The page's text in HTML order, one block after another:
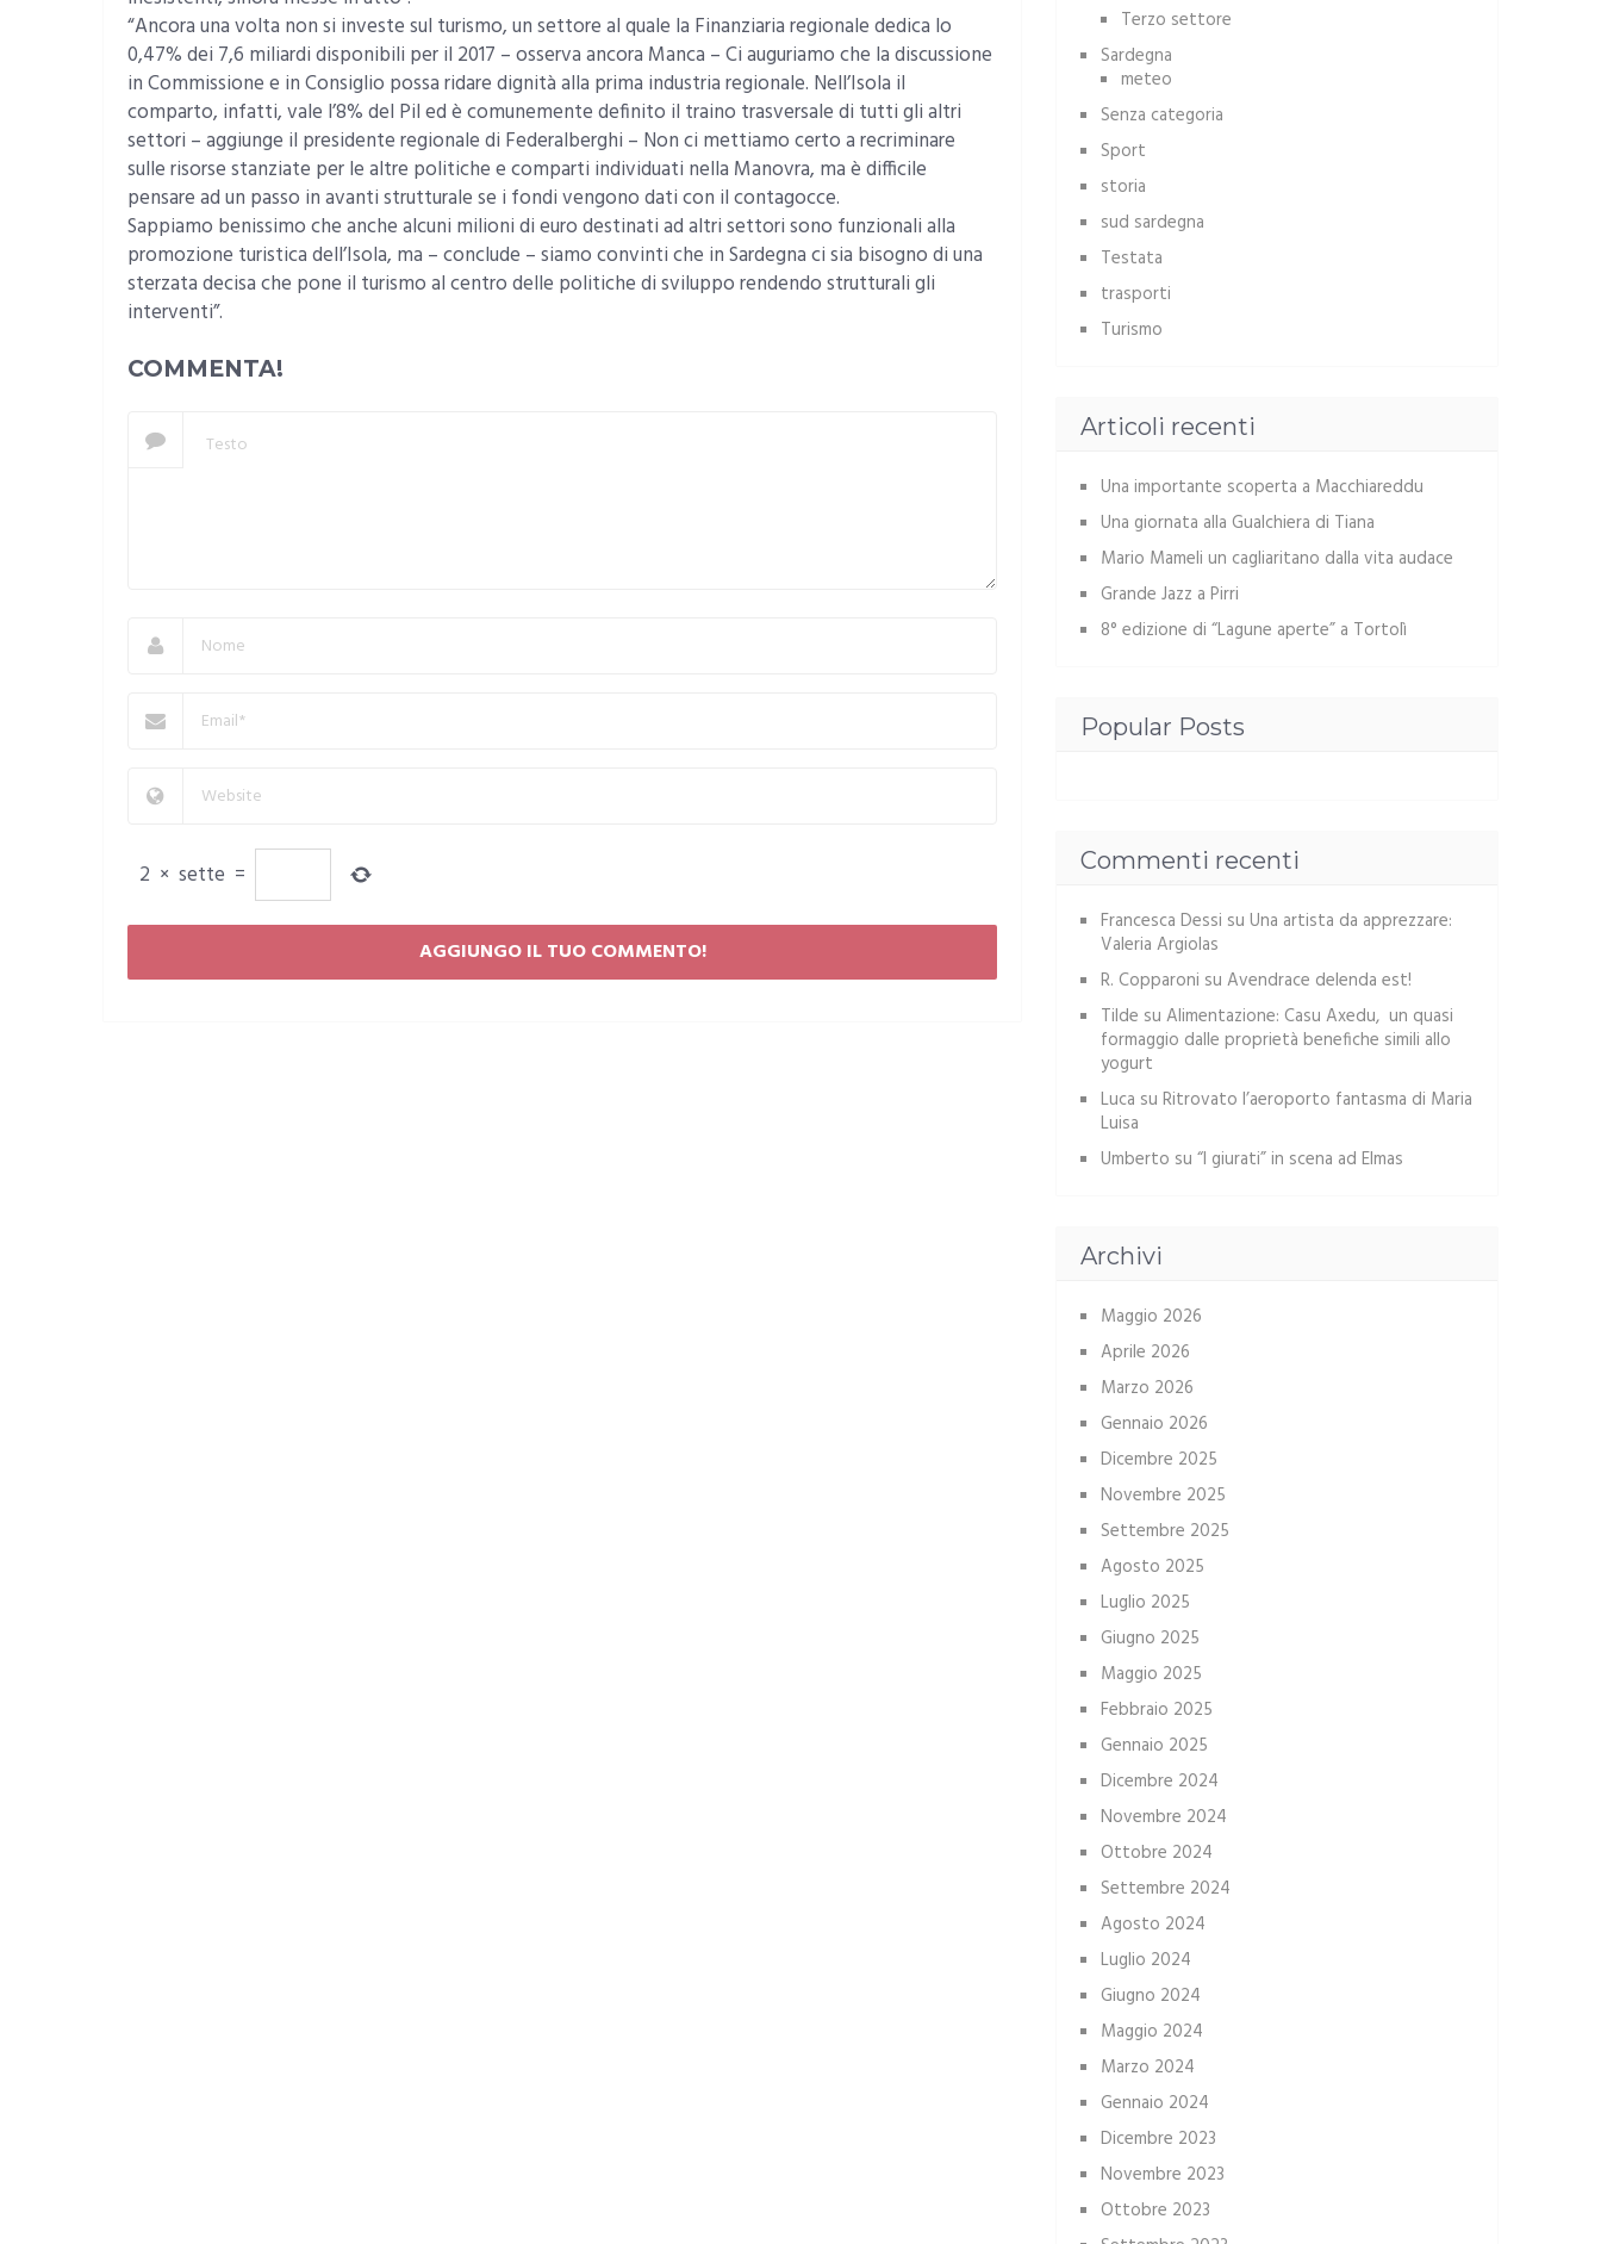
“Ancora una volta non si investe sul turismo, un settore al quale la Finanziaria regionale dedica lo
0,47% dei 7,6 miliardi disponibili per il 2017 – osserva ancora Manca – Ci auguriamo che la discussione
in Commissione e in Consiglio possa ridare dignità alla prima industria regionale. Nell’Isola il
comparto, infatti, vale l’8% del Pil ed è comunemente definito il traino trasversale di tutti gli altri
settori – aggiunge il presidente regionale di Federalberghi – Non ci mettiamo certo a recriminare
sulle risorse stanziate per le altre politiche e comparti individuati nella Manovra, ma è difficile
pensare ad un passo in avanti strutturale se i fondi vengono dati con il contagocce.
Sappiamo benissimo che anche alcuni milioni di euro destinati ad altri settori sono funzionali alla
promozione turistica dell’Isola, ma – conclude – siamo convinti che in Sardegna ci sia bisogno di una
sterzata decisa che pone il turismo al centro delle politiche di sviluppo rendendo strutturali gli
interventi”.
COMMENTA!
2 × sette =
Terzo settore
Sardegna
meteo
Senza categoria
Sport
storia
sud sardegna
Testata
trasporti
Turismo
Articoli recenti
Una importante scoperta a Macchiareddu
Una giornata alla Gualchiera di Tiana
Mario Mameli un cagliaritano dalla vita audace
Grande Jazz a Pirri
8° edizione di “Lagune aperte” a Tortolì
Popular Posts
Commenti recenti
Francesca Dessi su Una artista da apprezzare:
Valeria Argiolas
R. Copparoni su Avendrace delenda est!
Tilde su Alimentazione: Casu Axedu, un quasi
formaggio dalle proprietà benefiche simili allo
yogurt
Luca su Ritrovato l’aeroporto fantasma di Maria
Luisa
Umberto su “I giurati” in scena ad Elmas
Archivi
Maggio 2026
Aprile 2026
Marzo 2026
Gennaio 2026
Dicembre 2025
Novembre 2025
Settembre 2025
Agosto 2025
Luglio 2025
Giugno 2025
Maggio 2025
Febbraio 2025
Gennaio 2025
Dicembre 2024
Novembre 2024
Ottobre 2024
Settembre 2024
Agosto 2024
Luglio 2024
Giugno 2024
Maggio 2024
Marzo 2024
Gennaio 2024
Dicembre 2023
Novembre 2023
Ottobre 2023